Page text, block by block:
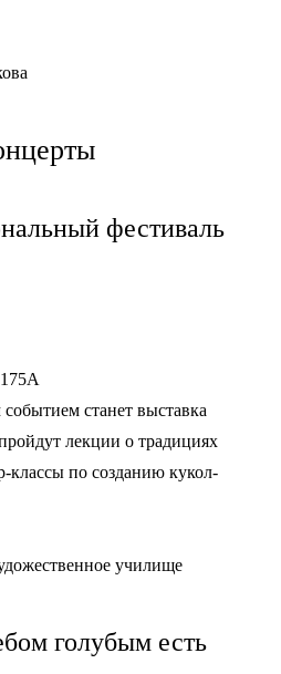
фестиваль
станет выставка
лекции о традициях
классы по созданию кукол-
училище
голубым есть